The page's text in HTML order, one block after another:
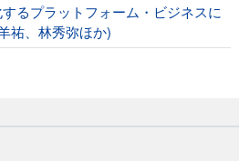
るプラットフォーム・ビジネスに
祐、林秀弥ほか)